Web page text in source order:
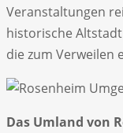
Veranstaltungen
historische
die zum Verweilen
Das Umland von